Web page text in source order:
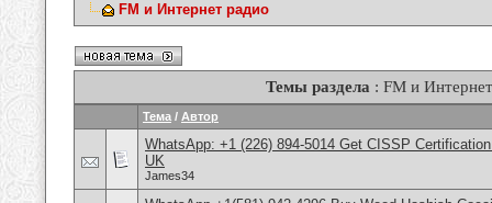
FM и Интернет радио
Темы раздела : FM и
Тема / Автор
WhatsApp: +1 (226) 894-5014​ Get CISSP
UK
James34